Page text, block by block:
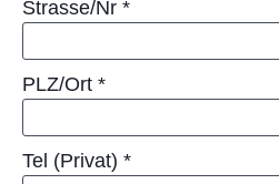
Strasse/Nr *
PLZ/Ort *
Tel (Privat) *